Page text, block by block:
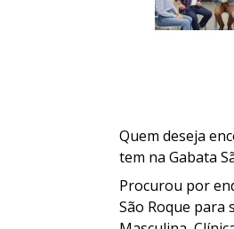
Quem deseja
tem na Gabata
Procurou por
São Roque para